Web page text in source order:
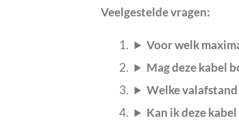
Veelgestelde vragen:
Voor welk
Mag deze kabel
Welke
Kan ik deze